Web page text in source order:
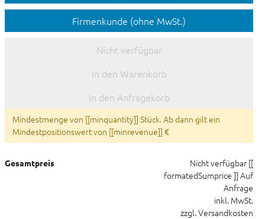
Firmenkunde (ohne MwSt.)
Nicht verfügbar
In den Warenkorb
In den Anfragekorb
Mindestmenge von [[minquantity]] Stück. Ab dann gilt ein
Mindestpositionswert von [[minrevenue]] €
Gesamtpreis Nicht verfügbar [[
formatedSumprice ]] Auf
Anfrage
inkl. MwSt.
zzgl. Versandkosten